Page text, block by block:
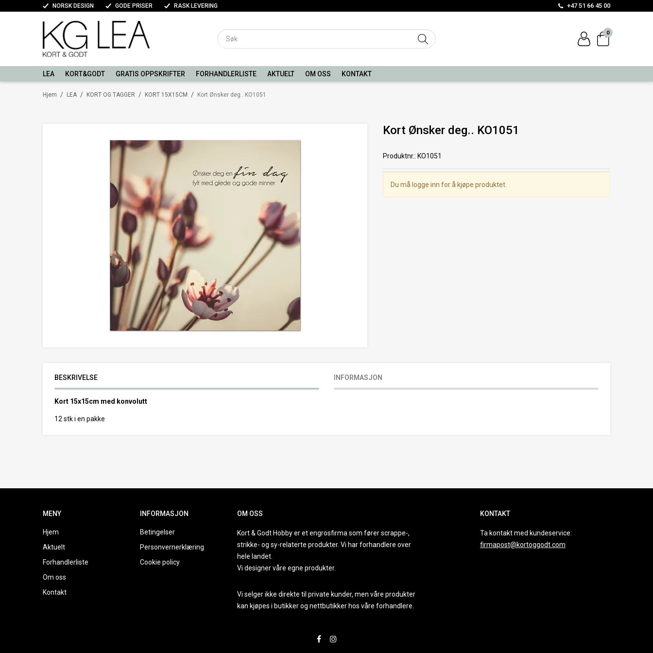
NORSK DESIGN GODE PRISER RASK LEVERING +47 51 66 45 00
0
LEA KORT&GODT GRATIS OPPSKRIFTER FORHANDLERLISTE AKTUELT OM OSS KONTAKT
/
Hjem /
LEA /
KORT OG TAGGER /
KORT 15X15CM Kort Ønsker deg.. KO1051
Kort Ønsker deg.. KO1051
Produktnr.: KO1051
Du må logge inn for å kjøpe produktet.
BESKRIVELSE INFORMASJON
Kort 15x15cm med konvolutt
12 stk i en pakke
MENY
Hjem
Aktuelt
Forhandlerliste
Om oss
Kontakt
INFORMASJON
Betingelser
Personvernerklæring
Cookie policy
OM OSS
Kort & Godt Hobby er et engrosfirma som fører scrappe-,
strikke- og sy-relaterte produkter. Vi har forhandlere over
hele landet.
Vi designer våre egne produkter.
Vi selger ikke direkte til private kunder, men våre produkter
kan kjøpes i butikker og nettbutikker hos våre forhandlere.
KONTAKT
Ta kontakt med kundeservice:
firmapost@kortoggodt.com